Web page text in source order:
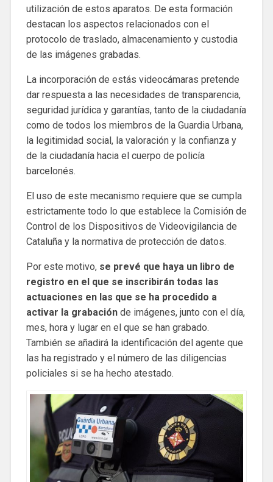
utilización de estos aparatos. De esta formación
destacan los aspectos relacionados con el
protocolo de traslado, almacenamiento y custodia
de las imágenes grabadas.
La incorporación de estás videocámaras pretende
dar respuesta a las necesidades de transparencia,
seguridad jurídica y garantías, tanto de la ciudadanía
como de todos los miembros de la Guardia Urbana,
la legitimidad social, la valoración y la confianza y
de la ciudadanía hacia el cuerpo de policía
barcelonés.
El uso de este mecanismo requiere que se cumpla
estrictamente todo lo que establece la Comisión de
Control de los Dispositivos de Videovigilancia de
Cataluña y la normativa de protección de datos.
Por este motivo, se prevé que haya un libro de
registro en el que se inscribirán todas las
actuaciones en las que se ha procedido a
activar la grabaciónde imágenes, junto con el día,
mes, hora y lugar en el que se han grabado.
También se añadirá la identificación del agente que
las ha registrado y el número de las diligencias
policiales si se ha hecho atestado.